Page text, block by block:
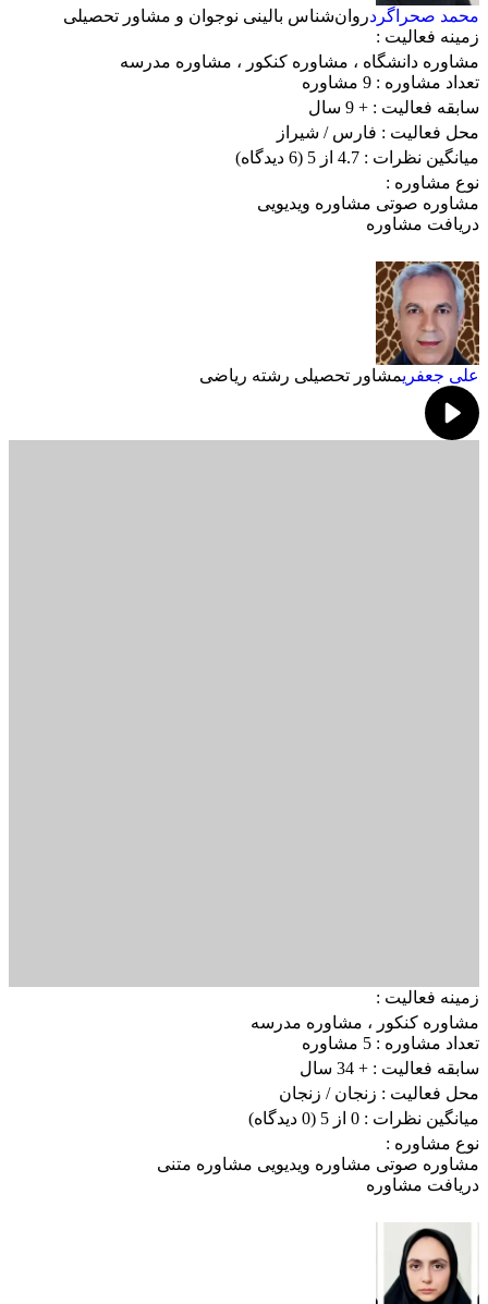
محمد صحراگردروان‌شناس بالینی نوجوان و مشاور تحصیلی
زمینه فعالیت :
مشاوره دانشگاه ، مشاوره کنکور ، مشاوره مدرسه
تعداد مشاوره : 9 مشاوره
سابقه فعالیت : + 9 سال
محل فعالیت : فارس/ شیراز
میانگین نظرات : 4.7 از 5
(6 دیدگاه)
نوع مشاوره :
مشاوره صوتی مشاوره ویدیویی
دریافت مشاوره
علی جعفریمشاور تحصیلی رشته ریاضی
زمینه فعالیت :
مشاوره کنکور ، مشاوره مدرسه
تعداد مشاوره : 5 مشاوره
سابقه فعالیت : + 34 سال
محل فعالیت : زنجان/ زنجان
میانگین نظرات : 0 از 5
(0 دیدگاه)
نوع مشاوره :
مشاوره صوتی مشاوره ویدیویی مشاوره متنی
دریافت مشاوره